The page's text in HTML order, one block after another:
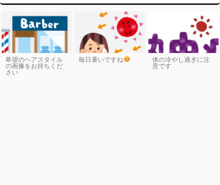
希望のヘアスタイル
の画像をお持ちくだ
さい
毎日暑いですね 体の冷やし過ぎに注
意です